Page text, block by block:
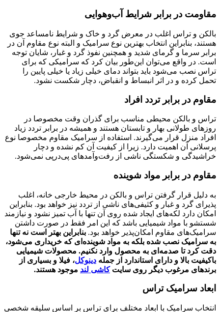
مقاومت در برابر شرایط آب‌و‌هوایی
بالکن و تراس اغلب در معرض گرد و خاک و شرایط نامساعد جوی
هستند، بنابراین انتخاب بهترین نوع سرامیک و البته نوع مقاوم آن در
برابر سرما و گرمای شدید و همچنین نفوذ گرد و غبار، شایان توجه
است. در واقع می‌توان این‌طور بیان کرد که سرامیکی که برای
تراس نصب می‌شود باید بتواند دمای خیلی زیاد یا خیلی پایین را
تحمل کرده و در اثر انبساط و انقباض، دچار شکست نشود.
مقاوم در برابر تردد افراد
تراس و بالکن محیطی مناسب برای گذران وقت مخصوصا در
روزهای طولانی بهار و تابستان هستند و همیشه در برابر تردد زیاد
افراد منزل قرار می‌گیرند. استفاده از سرامیک مقاوم مخصوصا نوع
پرسلانی آن اهمیت دارد. زیرا از کیفیت آن کم نشده و دچار
خراشیدگی و شکستگی ناشی از رفت‌وآمدهای پی‌در‌پی نمی‌شود.
مقاوم در برابر مواد شوینده
به دلیل قرار گرفتن تراس و بالکن در محیط خارجی خانه، اغلب
پذیرای گرد و غبار و کثیفی‌های ناشی از تردد نیز خواهد بود. بنابراین
امکان دارد لکه‌های ایجاد شده روی آن تنها با آب تمیز نشود و نیازمند
شستشو با مواد شیمیایی باشد که این امر فقط در صورت داشتن
سرامیک‌های مقاوم امکان‌پذیر خواهد بود. بنابراین بهتر است نه تنها
به سرامیک نصب شده بلکه به مواد شوینده‌ای که خریداری می‌شود،
دقت کرد تا صدمه‌ای به محصول وارد نکنیم. محصولات شیمیایی
باکیفیت بالا و دارای استاندارد از جمله دینوکل، فیلا و بسیاری از
برندهای مرغوب دیگر روی سایتکاشی لند موجود هستند.
ابعاد سرامیک تراس
انتخاب سرامیک با ابعاد مختلف برای تراس بر اساس سلیقه شخصی